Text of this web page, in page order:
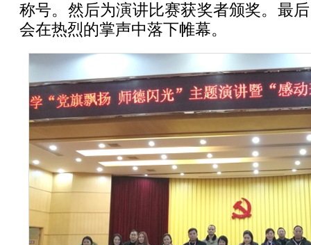
称号。然后为演讲比赛获奖者颁奖。最
会在热烈的掌声中落下帷幕。